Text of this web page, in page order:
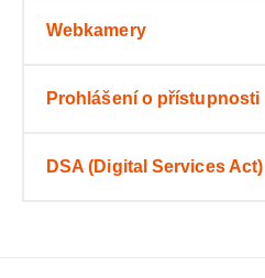
Webkamery
Prohlášení o přístupnosti
DSA (Digital Services Act)